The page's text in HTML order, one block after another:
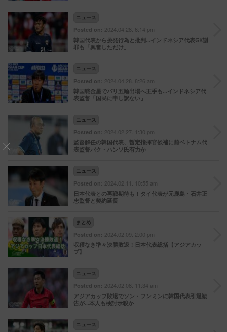
ニュース
Posted on: 2024.04.28. 6:14 pm
韓国代表から挑発行為と批判…インドネシア代表GK謝
罪も「興奮しただけ」
ニュース
Posted on: 2024.04.28. 8:26 am
韓国戦金星でパリ五輪出場へ王手も…インドネシア代
表監督「国民に申し訳ない」
ニュース
Posted on: 2024.02.27. 1:30 pm
監督解任の韓国代表、暫定指揮官候補に前ベトナム代
表監督パク・ハンソ氏有力か
ニュース
Posted on: 2024.02.11. 10:55 am
日本代表との再戦期待も！タイ代表が元鹿島・石井正
忠監督と契約延長
まとめ
Posted on: 2024.02.09. 2:00 pm
収穫なき準々決勝敗退！日本代表総括【アジアカッ
プ】
ニュース
Posted on: 2024.02.08. 11:34 am
アジアカップ敗退でソン・フンミンに韓国代表引退勧
告が…本人も検討示唆か
ニュース